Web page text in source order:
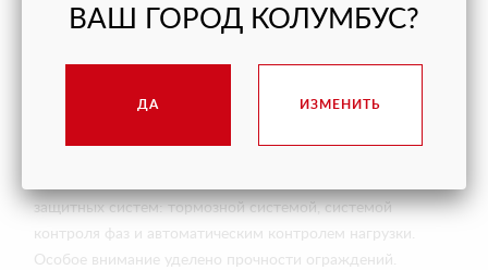
режимов управления: толчковый (при движении кабины
использованием гидравлической тележки.
защитных систем: тормозной системой, системой
контроля фаз и автоматическим контролем нагрузки.
Особое внимание уделено прочности ограждений.
ВАШ ГОРОД КОЛУМБУС?
ДА ИЗМЕНИТЬ